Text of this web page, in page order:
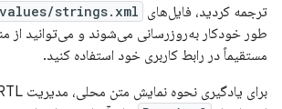
ترجمه کردید، فایل‌های strings.xml
طور خودکار به‌روزرسانی می‌شوند و می‌توانید از
مستقیماً در رابط کاربری خود استفاده کنید.